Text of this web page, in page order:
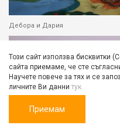
Този сайт използва бисквитки
сайта приемаме, че сте
Научете повече за тях и се
личните Ви данни тук
Приемам
Дебора и Дария